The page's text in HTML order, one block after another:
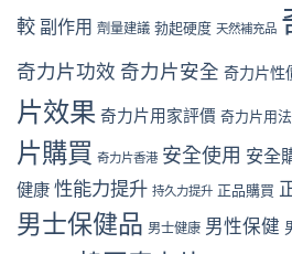
購
買
機〉
購
指
中
從
單
收
貨
一
次
看
懂〉
中
保
品：
成
分、
功
效
與
用
家
口
碑
較 副作用 劑量建議 勃起硬度 天然補充品
奇力片功效 奇力片安全 奇力片性
片效果 奇力片用家評價 奇力片用法
片購買 奇力片香港 安全使用 安全
健康 性能力提升 持久力提升 正品購買
男士保健品 男士健康 男性保健